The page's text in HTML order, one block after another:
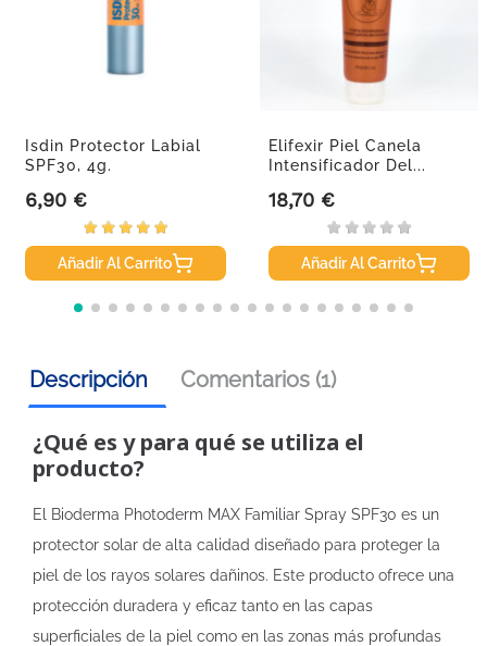
Isdin Protector Labial
SPF30, 4g.
Precio
6,90 €
Añadir Al Carrito
Elifexir Piel Canela
Intensificador Del...
Precio
18,70 €
Añadir Al Carrito
Descripción Comentarios (1)
¿Qué es y para qué se utiliza el
producto?
El Bioderma Photoderm MAX Familiar Spray SPF30 es un
protector solar de alta calidad diseñado para proteger la
piel de los rayos solares dañinos. Este producto ofrece una
protección duradera y eficaz tanto en las capas
superficiales de la piel como en las zonas más profundas